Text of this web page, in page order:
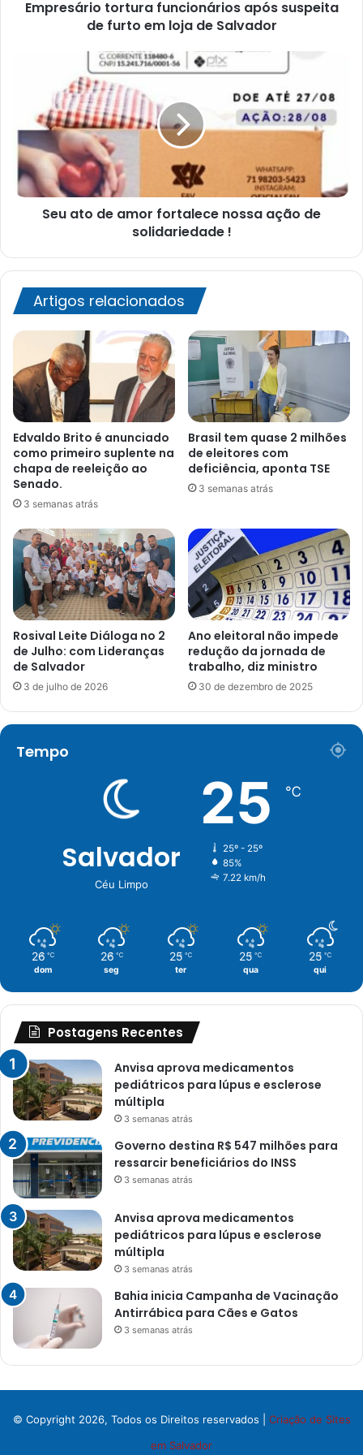
Empresário tortura funcionários após suspeita
de furto em loja de Salvador
fortalece
nossa
ação
de
solidariedade
Seu ato de amor fortalece nossa ação de
solidariedade !
Artigos relacionados
Edvaldo Brito é anunciado
como primeiro suplente na
chapa de reeleição ao
Senado.
3 semanas atrás
Brasil tem quase 2 milhões
de eleitores com
deficiência, aponta TSE
3 semanas atrás
Rosival Leite Diáloga no 2
de Julho: com Lideranças
de Salvador
3 de julho de 2026
Ano eleitoral não impede
redução da jornada de
trabalho, diz ministro
30 de dezembro de 2025
Tempo
Salvador
Céu Limpo
25 ℃
25º - 25º
85%
7.22 km/h
26 ℃
dom
26 ℃
seg
25 ℃
ter
25 ℃
qua
25 ℃
qui
Postagens Recentes
Anvisa aprova medicamentos
pediátricos para lúpus e esclerose
múltipla
3 semanas atrás
Governo destina R$ 547 milhões para
ressarcir beneficiários do INSS
3 semanas atrás
Anvisa aprova medicamentos
pediátricos para lúpus e esclerose
múltipla
3 semanas atrás
Bahia inicia Campanha de Vacinação
Antirrábica para Cães e Gatos
3 semanas atrás
© Copyright 2026, Todos os Direitos reservados | Criação de Sites
em Salvador